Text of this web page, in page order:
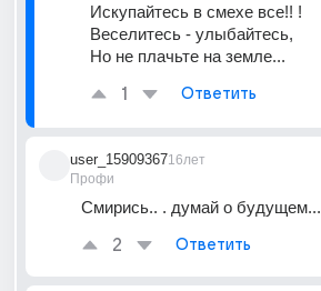
Искупайтесь в смехе все!! !
Веселитесь - улыбайтесь,
Но не плачьте на земле...
1 Ответить
user_15909367
Профи
16лет
Смирись.. . думай о будущем...
2 Ответить